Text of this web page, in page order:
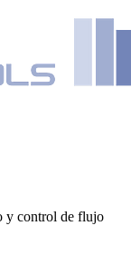
y control de flujo